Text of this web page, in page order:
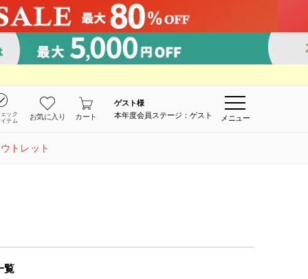
ック
テム
お気に入り カート
ゲスト様
本年度会員ステージ：ゲスト
メニュー
トレット
覧